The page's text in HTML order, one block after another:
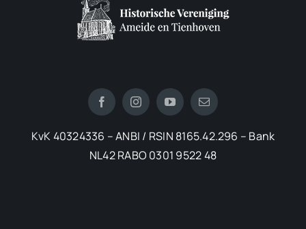
KvK 40324336 – ANBI / RSIN 8165.42.296 – Bank
NL42 RABO 0301 9522 48